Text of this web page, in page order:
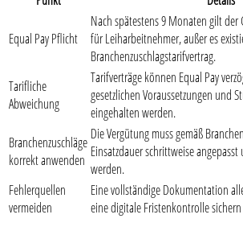
Equal Pay Pflicht
Nach spätestens 9 Monaten gilt der
für Leiharbeitnehmer, außer es
Branchenzuschlagstarifvertrag.
Tarifliche
Abweichung
Tarifverträge können Equal Pay
gesetzlichen Voraussetzungen und
eingehalten werden.
Branchenzuschläge
korrekt anwenden
Die Vergütung muss gemäß
Einsatzdauer schrittweise
werden.
Fehlerquellen
vermeiden
Eine vollständige Dokumentation
eine digitale Fristenkontrolle